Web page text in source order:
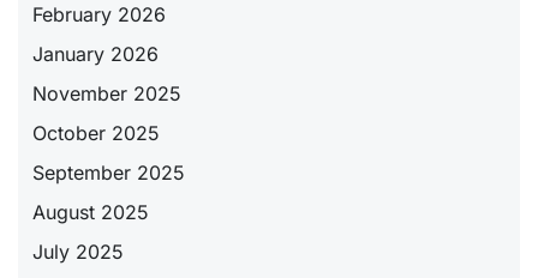
February 2026
January 2026
November 2025
October 2025
September 2025
August 2025
July 2025